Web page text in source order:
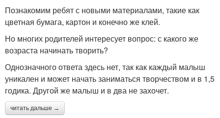
Познакомим ребят с новыми материалами, такие как
цветная бумага, картон и конечно же клей.
Но многих родителей интересует вопрос: с какого же
возраста начинать творить?
Однозначного ответа здесь нет, так как каждый малыш
уникален и может начать заниматься творчеством и в 1,5
годика. Другой же малыш и в два не захочет.
читать дальше →